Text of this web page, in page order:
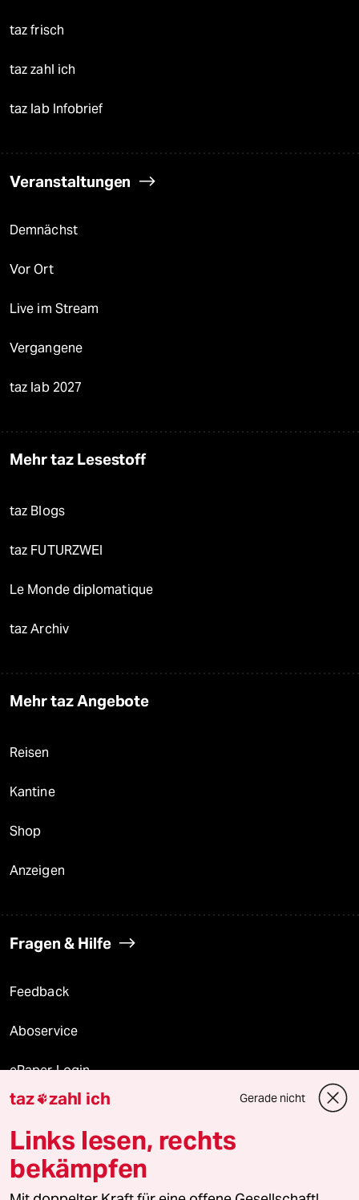
taz frisch
taz zahl ich
taz lab Infobrief
Veranstaltungen
Demnächst
Vor Ort
Live im Stream
Vergangene
taz lab 2027
Mehr taz Lesestoff
taz Blogs
taz FUTURZWEI
Le Monde diplomatique
taz Archiv
Mehr taz Angebote
Reisen
Kantine
Shop
Anzeigen
Fragen & Hilfe
Feedback
Aboservice
ePaper Login
Downloads für Abonnierende
© 2026 taz Verlags und Vertriebs GmbH
taz zahl ich Gerade nicht
Links lesen, rechts
bekämpfen